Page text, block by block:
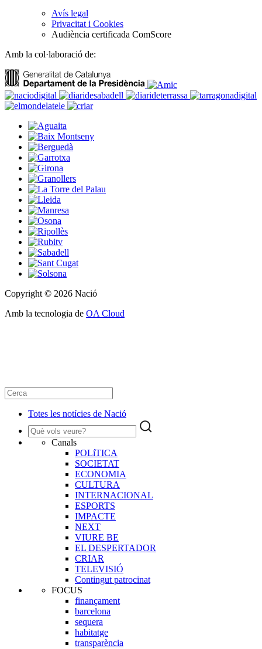
Avís legal
Privacitat i Cookies
Audiència certificada ComScore
Amb la col·laboració de:
Copyright © 2026 Nació
Amb la tecnologia de OA Cloud
Totes les notícies de Nació
Canals
POLíTICA
SOCIETAT
ECONOMIA
CULTURA
INTERNACIONAL
ESPORTS
IMPACTE
NEXT
VIURE BE
EL DESPERTADOR
CRIAR
TELEVISIÓ
Contingut patrocinat
FOCUS
finançament
barcelona
sequera
habitatge
transparència